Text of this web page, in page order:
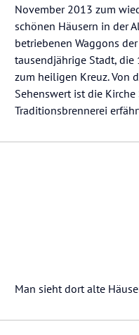
November 2013 zum
schönen Häusern in der
betriebenen Waggons
tausendjährige Stadt,
zum heiligen Kreuz. Von
Sehenswert ist die
Traditionsbrennerei
Man sieht dort alte